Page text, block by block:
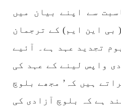
افراد کے معاملہ کو ایک
اور ہماری کوشیش ہے کہ
کی آواز دنیا کے ان
SHARE
مضامین
سے اپنے بیان میں
بی این ایم) کے ترجمان
تجدید عہد ہے۔ آئیے
واپس لینے کے عہد کی
ہیں کہ’ مجھے بلوچ
ہے کہ بلوچ آزادی کی